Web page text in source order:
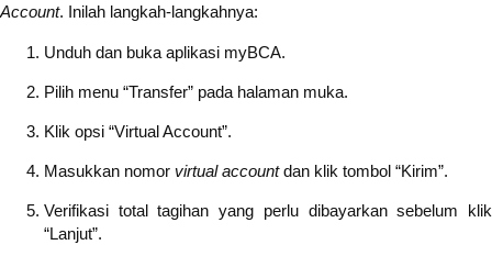
Account. Inilah langkah-langkahnya:
Unduh dan buka aplikasi myBCA.
Pilih menu “Transfer” pada halaman muka.
Klik opsi “Virtual Account”.
Masukkan nomor virtual accountdan klik tombol “Kirim”.
Verifikasi total tagihan yang perlu dibayarkan sebelum klik
“Lanjut”.